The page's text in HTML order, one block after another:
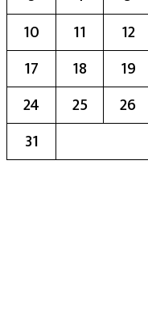
10
11 12
17
18 19
24
25 26
31